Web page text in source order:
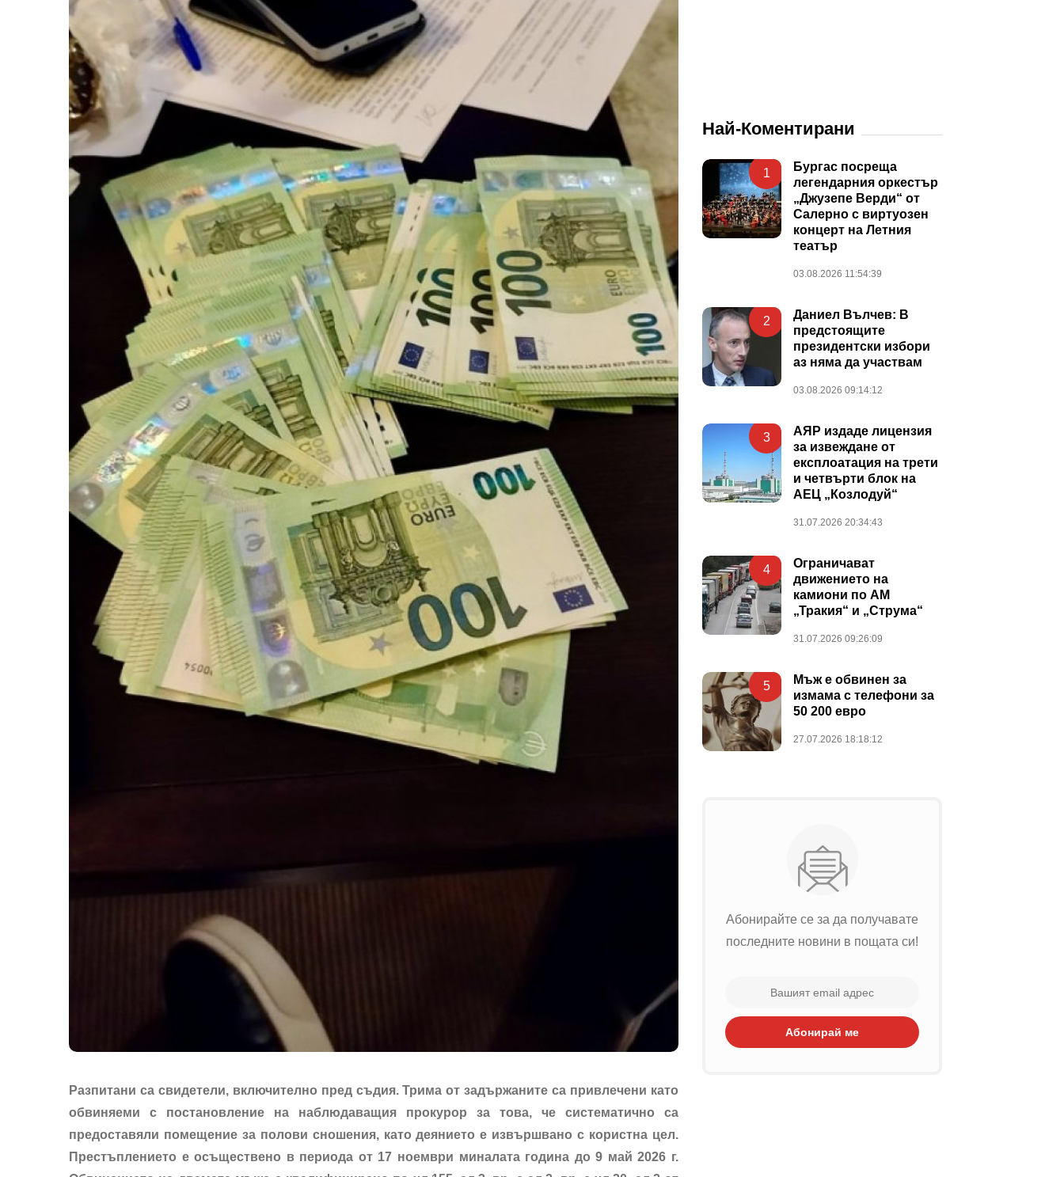
Разпитани са свидетели, включително пред съдия. Трима от задържаните са привлечени като
обвиняеми с постановление на наблюдаващия прокурор за това, че систематично са
предоставяли помещение за полови сношения, като деянието е извършвано с користна цел.
Престъплението е осъществено в периода от 17 ноември миналата година до 9 май 2026 г.
Най-Коментирани
1
Бургас посреща
легендарния оркестър
„Джузепе Верди“ от
Салерно с виртуозен
концерт на Летния
театър
03.08.2026 11:54:39
2
Даниел Вълчев: В
предстоящите
президентски избори
аз няма да участвам
03.08.2026 09:14:12
3
АЯР издаде лицензия
за извеждане от
експлоатация на трети
и четвърти блок на
АЕЦ „Козлодуй“
31.07.2026 20:34:43
4
Ограничават
движението на
камиони по АМ
„Тракия“ и „Струма“
31.07.2026 09:26:09
5
Мъж е обвинен за
измама с телефони за
50 200 евро
27.07.2026 18:18:12
Абонирайте се за да получавате
последните новини в пощата си!
Абонирай ме